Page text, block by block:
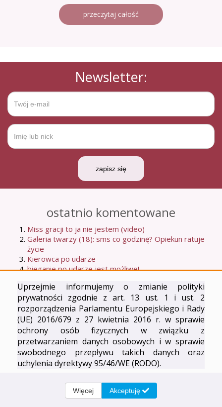
Uprzejmie informujemy o zmianie polityki
prywatności zgodnie z art. 13 ust. 1 i ust. 2
rozporządzenia Parlamentu Europejskiego i Rady
(UE) 2016/679 z 27 kwietnia 2016 r. w sprawie
ochrony osób fizycznych w związku z
przetwarzaniem danych osobowych i w sprawie
swobodnego przepływu takich danych oraz
uchylenia dyrektywy 95/46/WE (RODO).
Więcej Akceptuję
przeczytaj całość
Newsletter:
zapisz się
ostatnio komentowane
Miss gracji to ja nie jestem (video)
Galeria twarzy (18): sms co godzinę? Opiekun ratuje
życie
Kierowca po udarze
bieganie po udarze jest możliwe!
lepsze w moim życiu?
Najpopularniejsze
O czytaniu książki Anny Naskręt
bieganie po udarze jest możliwe!
opaska medyczna - pewność siebie na przegubie?:)
Kierowca po udarze
CV osoby niepełnosprawnej? szukam pracy...
© Copyright 2026Lewaczka.pl
Realizacja |General Informatics